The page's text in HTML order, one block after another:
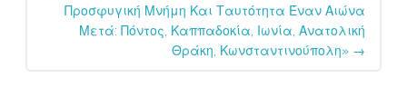
Προσφυγική Μνήμη Και Ταυτότητα Έναν Αιώνα
Μετά: Πόντος, Καππαδοκία, Ιωνία, Ανατολική
Θράκη, Κωνσταντινούπολη» →